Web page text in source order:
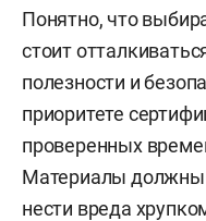
Понятно, что
стоит
полезности и
приоритете
проверенных
Материалы должны
нести вреда